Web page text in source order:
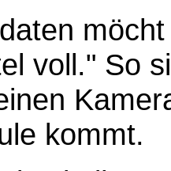
voll." So
kommt.